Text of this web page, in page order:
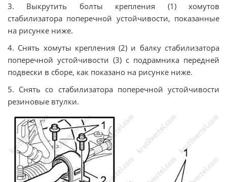
3. Выкрутить болты крепления (1) хомутов
стабилизатора поперечной устойчивости, показанные
на рисунке ниже.
4. Снять хомуты крепления (2) и балку стабилизатора
поперечной устойчивости (3) с подрамника передней
подвески в сборе, как показано на рисунке ниже.
5. Снять со стабилизатора поперечной устойчивости
резиновые втулки.